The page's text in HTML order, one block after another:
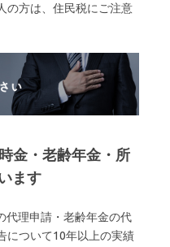
の方は、住民税にご注意
金・老齢年金・所
ます
代理申請・老齢年金の代
について10年以上の実績